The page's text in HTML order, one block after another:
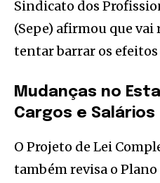
Sindicato dos
(Sepe) afirmou que vai
tentar barrar os efeitos
Mudanças no
Cargos e Salários
O Projeto de Lei
também revisa o Plano